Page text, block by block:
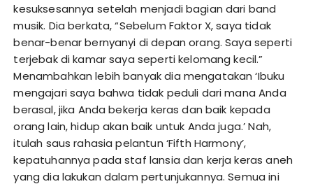
kesuksesannya setelah menjadi bagian dari band
musik. Dia berkata, “Sebelum Faktor X, saya tidak
benar-benar bernyanyi di depan orang. Saya seperti
terjebak di kamar saya seperti kelomang kecil.”
Menambahkan lebih banyak dia mengatakan ‘Ibuku
mengajari saya bahwa tidak peduli dari mana Anda
berasal, jika Anda bekerja keras dan baik kepada
orang lain, hidup akan baik untuk Anda juga.’ Nah,
itulah saus rahasia pelantun ‘Fifth Harmony’,
kepatuhannya pada staf lansia dan kerja keras aneh
yang dia lakukan dalam pertunjukannya. Semua ini